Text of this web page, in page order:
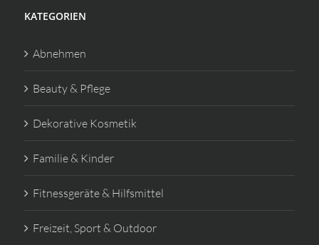
KATEGORIEN
Abnehmen
Beauty & Pflege
Dekorative Kosmetik
Familie & Kinder
Fitnessgeräte & Hilfsmittel
Freizeit, Sport & Outdoor